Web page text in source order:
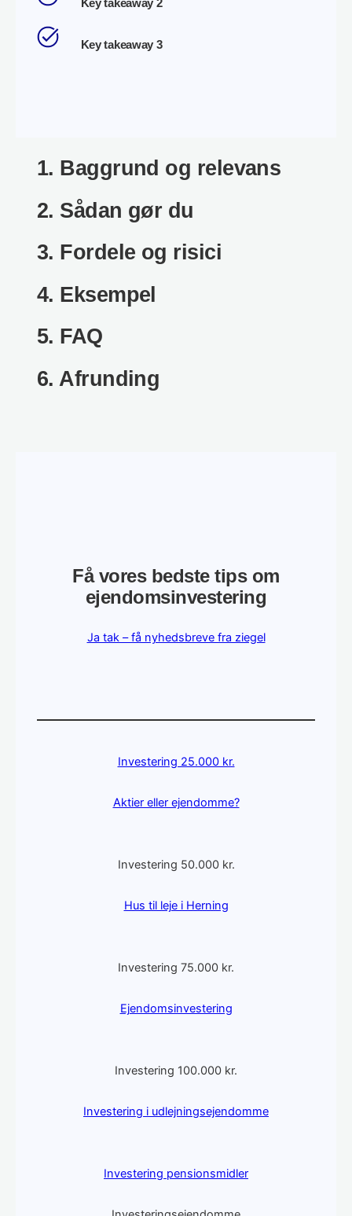
Key takeaway 2
Key takeaway 3
1. Baggrund og relevans
2. Sådan gør du
3. Fordele og risici
4. Eksempel
5. FAQ
6. Afrunding
Få vores bedste tips om
ejendomsinvestering
Ja tak – få nyhedsbreve fra ziegel
Investering 25.000 kr.
Aktier eller ejendomme?
Investering 50.000 kr.
Hus til leje i Herning
Investering 75.000 kr.
Ejendomsinvestering
Investering 100.000 kr.
Investering i udlejningsejendomme
Investering pensionsmidler